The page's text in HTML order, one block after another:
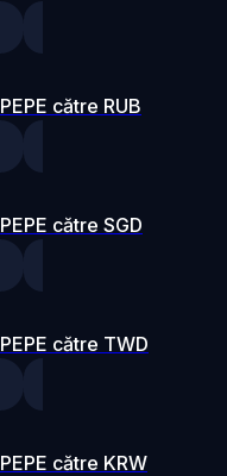
PEPE către RUB
PEPE către SGD
PEPE către TWD
PEPE către KRW